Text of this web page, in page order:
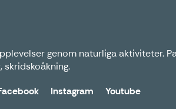
genom naturliga aktiviteter.
skridskoåkning.
Instagram Youtube